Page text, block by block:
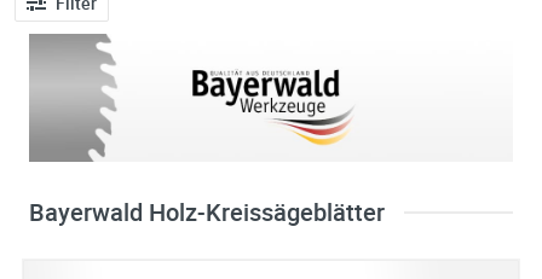
Bayerwald Holz-Kreissägeblätter